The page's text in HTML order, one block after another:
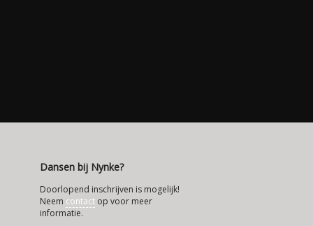
Dansen bij Nynke?
Doorlopend inschrijven is mogelijk!
Neem contact op voor meer
informatie.